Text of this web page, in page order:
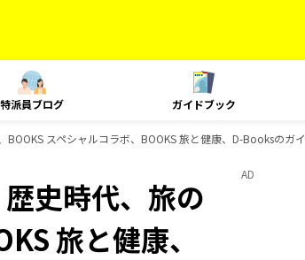
特派員ブログ ガイドブック
スペシャルコラボ、BOOKS 旅と健康、D-Booksのガ
史時代、旅の
旅と健康、
AD